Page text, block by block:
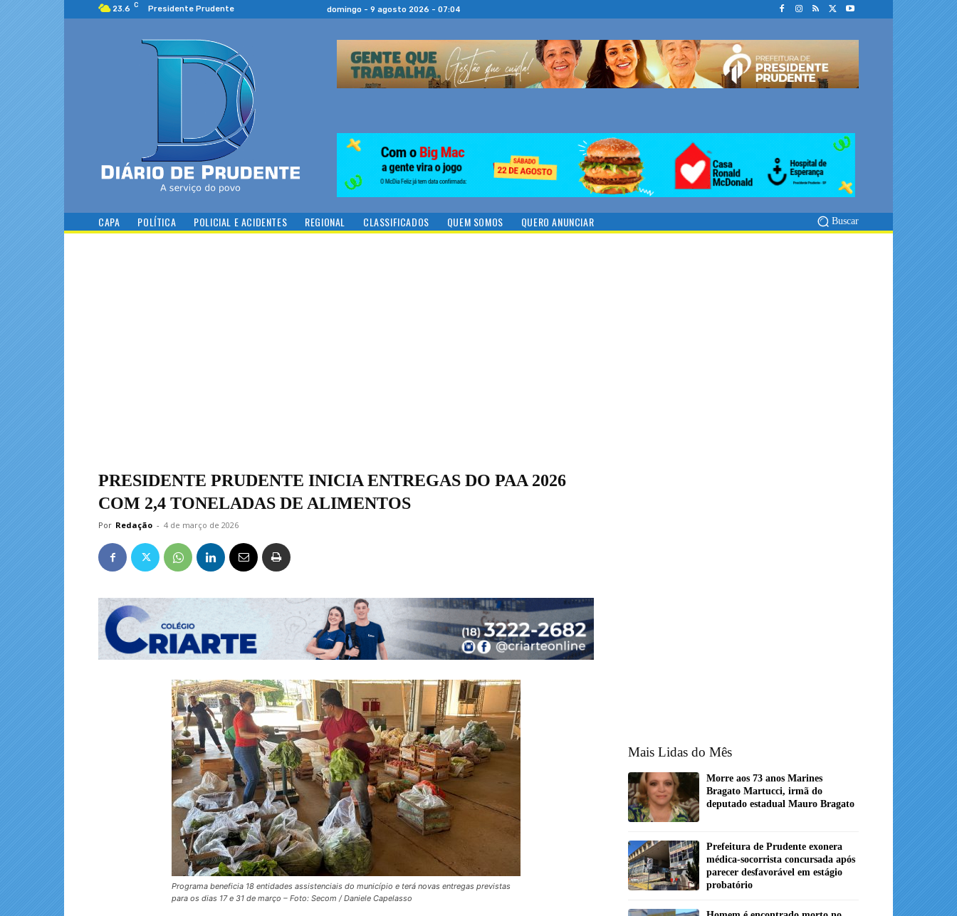
23.6 C Presidente Prudente domingo - 9 agosto 2026 - 07:04
CAPA POLÍTICA POLICIAL E ACIDENTES REGIONAL CLASSIFICADOS QUEM SOMOS QUERO ANUNCIAR Buscar
PRESIDENTE PRUDENTE INICIA ENTREGAS DO PAA 2026
COM 2,4 TONELADAS DE ALIMENTOS
Por Redação - 4 de março de 2026
Programa beneficia 18 entidades assistenciais do município e terá novas entregas previstas
para os dias 17 e 31 de março – Foto: Secom / Daniele Capelasso
Mais Lidas do Mês
Morre aos 73 anos Marines
Bragato Martucci, irmã do
deputado estadual Mauro Bragato
Prefeitura de Prudente exonera
médica-socorrista concursada após
parecer desfavorável em estágio
probatório